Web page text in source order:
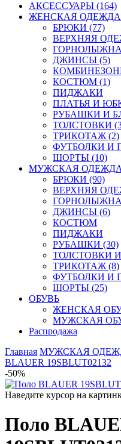
АКСЕССУАРЫ (164)
ЖЕНСКАЯ ОДЕЖДА
БРЮКИ (77)
ВЕРХНЯЯ
ДЖИНСЫ (5)
КОСТЮМ (1)
ПИДЖАКИ
ПЛАТЬЯ И
РУБАШКИ И
ТОЛСТОВКИ
ТРИКОТАЖ (2)
ФУТБОЛКИ И
ШОРТЫ (10)
МУЖСКАЯ ОДЕЖДА
БРЮКИ (90)
ВЕРХНЯЯ
ДЖИНСЫ (6)
КОСТЮМ
ПИДЖАКИ
РУБАШКИ (30)
ТОЛСТОВКИ
ТРИКОТАЖ (8)
ФУТБОЛКИ И
ШОРТЫ (25)
ОБУВЬ
ЖЕНСКАЯ
МУЖСКАЯ
Распродажа
Главная МУЖСКАЯ
BLAUER 19SBLUT02132
-50%
Наведите курсор на
Поло